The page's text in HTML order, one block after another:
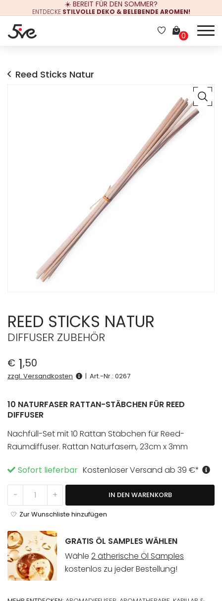
☀️ BEREIT FÜR DEN SOMMER?
ENTDECKE STILVOLLE DEKO & BELEBENDE AROMEN!
0
Reed Sticks Natur
REED STICKS NATUR
DIFFUSER ZUBEHÖR
€ 1,50
zzgl. Versandkosten | Art.-Nr.: 0267
10 NATURFASER RATTAN-STÄBCHEN FÜR REED
DIFFUSER
Nachfüll-Set mit 10 Rattan Stäbchen für Reed-
Raumdiffuser. Rattan Naturfasern, 23cm x 3mm
Sofort lieferbar Kostenloser Versand ab 39 €*
-
Reed Sticks Natur Menge
+ IN DEN WARENKORB
Zur Wunschliste hinzufügen
GRATIS ÖL SAMPLES WÄHLEN
Wähle 2 ätherische Öl Samples
kostenlos zu jeder Bestellung!